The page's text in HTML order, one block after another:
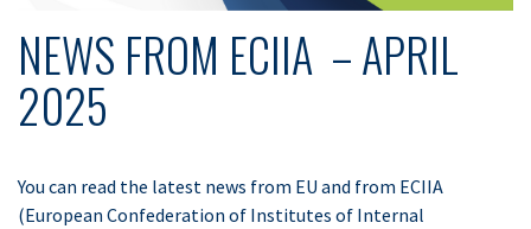
NEWS FROM ECIIA – APRIL
2025
You can read the latest news from EU and from ECIIA
(European Confederation of Institutes of Internal